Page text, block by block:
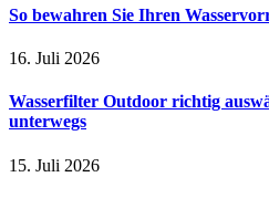
So bewahren Sie Ihren
16. Juli 2026
Wasserfilter Outdoor richtig
unterwegs
15. Juli 2026